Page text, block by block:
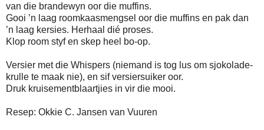
van die brandewyn oor die muffins.
Gooi ’n laag roomkaasmengsel oor die muffins en pak dan
’n laag kersies. Herhaal dié proses.
Klop room styf en skep heel bo-op.
Versier met die Whispers (niemand is tog lus om sjokolade-
krulle te maak nie), en sif versiersuiker oor.
Druk kruisementblaartjies in vir die mooi.
Resep: Okkie C. Jansen van Vuuren